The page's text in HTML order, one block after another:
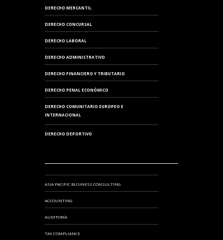
DERECHO MERCANTIL
DERECHO CONCURSAL
DERECHO LABORAL
DERECHO ADMINISTRATIVO
DERECHO FINANCIERO Y TRIBUTARIO
DERECHO PENAL ECONÓMICO
DERECHO COMUNITARIO EUROPEO E
INTERNACIONAL
DERECHO DEPORTIVO
ASIA PACIFIC BUSINESS CONSULTING
ACCOUNTING
AUDITORÍA
TAX COMPLIANCE